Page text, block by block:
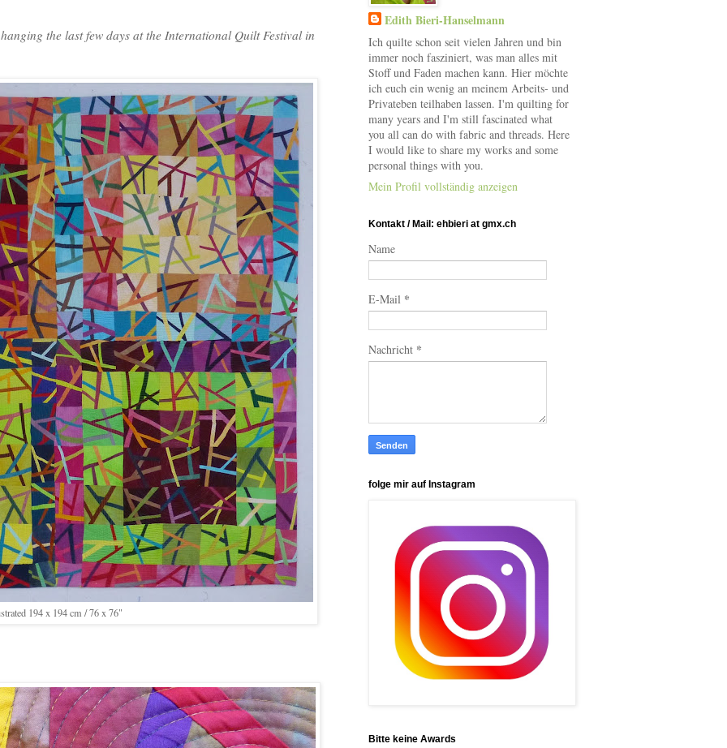
the last few days at the International Quilt Festival in
194 x 194 cm / 76 x 76"
Edith Bieri-Hanselmann
Ich quilte schon seit vielen Jahren und bin
immer noch fasziniert, was man alles mit
Stoff und Faden machen kann. Hier möchte
ich euch ein wenig an meinem Arbeits- und
Privateben teilhaben lassen. I'm quilting for
many years and I'm still fascinated what
you all can do with fabric and threads. Here
I would like to share my works and some
personal things with you.
Mein Profil vollständig anzeigen
Kontakt / Mail: ehbieri at gmx.ch
Name
E-Mail *
Nachricht *
folge mir auf Instagram
Bitte keine Awards